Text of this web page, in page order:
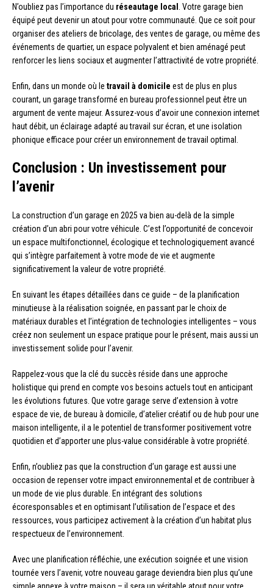
N’oubliez pas l’importance du réseautage local
. Votre garage bien
équipé peut devenir un atout pour votre communauté. Que ce soit pour
organiser des ateliers de bricolage, des ventes de garage, ou même des
événements de quartier, un espace polyvalent et bien aménagé peut
renforcer les liens sociaux et augmenter l’attractivité de votre propriété.
Enfin, dans un monde où le travail à domicile est de plus en plus
courant, un garage transformé en bureau professionnel peut être un
argument de vente majeur. Assurez-vous d’avoir une connexion internet
haut débit, un éclairage adapté au travail sur écran, et une isolation
phonique efficace pour créer un environnement de travail optimal.
Conclusion : Un investissement pour
l’avenir
La construction d’un garage en 2025 va bien au-delà de la simple
création d’un abri pour votre véhicule. C’est l’opportunité de concevoir
un espace multifonctionnel, écologique et technologiquement avancé
qui s’intègre parfaitement à votre mode de vie et augmente
significativement la valeur de votre propriété.
En suivant les étapes détaillées dans ce guide – de la planification
minutieuse à la réalisation soignée, en passant par le choix de
matériaux durables et l’intégration de technologies intelligentes – vous
créez non seulement un espace pratique pour le présent, mais aussi un
investissement solide pour l’avenir.
Rappelez-vous que la clé du succès réside dans une approche
holistique qui prend en compte vos besoins actuels tout en anticipant
les évolutions futures. Que votre garage serve d’extension à votre
espace de vie, de bureau à domicile, d’atelier créatif ou de hub pour une
maison intelligente, il a le potentiel de transformer positivement votre
quotidien et d’apporter une plus-value considérable à votre propriété.
Enfin, n’oubliez pas que la construction d’un garage est aussi une
occasion de repenser votre impact environnemental et de contribuer à
un mode de vie plus durable. En intégrant des solutions
écoresponsables et en optimisant l’utilisation de l’espace et des
ressources, vous participez activement à la création d’un habitat plus
respectueux de l’environnement.
Avec une planification réfléchie, une exécution soignée et une vision
tournée vers l’avenir, votre nouveau garage deviendra bien plus qu’une